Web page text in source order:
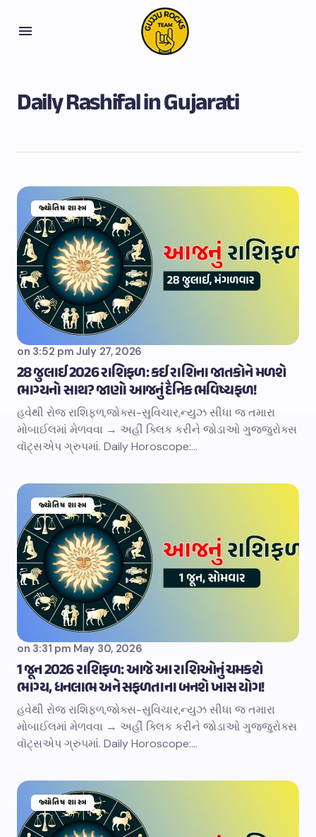
Daily Rashifal in Gujarati
જ્યોતિષ શાસ્ત્ર
on 3:52 pm July 27, 2026
28 જુલાઈ 2026 રાશિફળ: કઈ રાશિના જાતકોને મળશે
ભાગ્યનો સાથ? જાણો આજનું દૈનિક ભવિષ્યફળ!
હવેથી રોજ રાશિફળ,જોક્સ-સુવિચાર,ન્યુઝ સીધા જ તમારા
મોબાઈલમાં મેળવવા → અહીં ક્લિક કરીને જોડાઓ ગુજ્જુરોક્સ
વૉટ્સએપ ગ્રુપમાં. Daily Horoscope:…
જ્યોતિષ શાસ્ત્ર
on 3:31 pm May 30, 2026
1 જૂન 2026 રાશિફળ: આજે આ રાશિઓનું ચમકશે
ભાગ્ય, ધનલાભ અને સફળતાના બનશે ખાસ યોગ!
હવેથી રોજ રાશિફળ,જોક્સ-સુવિચાર,ન્યુઝ સીધા જ તમારા
મોબાઈલમાં મેળવવા → અહીં ક્લિક કરીને જોડાઓ ગુજ્જુરોક્સ
વૉટ્સએપ ગ્રુપમાં. Daily Horoscope:…
જ્યોતિષ શાસ્ત્ર